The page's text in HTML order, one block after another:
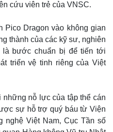
cứu viên trẻ của VNSC.
Pico Dragon vào không gian
thành của các kỹ sư, nghiên
bước chuẩn bị để tiến tới
triển vệ tinh riêng của Việt
nỗ lực của tập thể cán
sự hỗ trợ quý báu từ Viện
nghệ Việt Nam, Cục Tần số